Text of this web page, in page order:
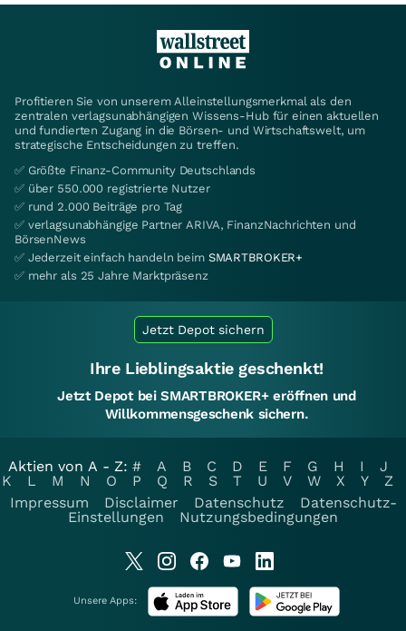
Profitieren Sie von unserem Alleinstellungsmerkmal als den
zentralen verlagsunabhängigen Wissens-Hub für einen aktuellen
und fundierten Zugang in die Börsen- und Wirtschaftswelt, um
strategische Entscheidungen zu treffen.
✅ Größte Finanz-Community Deutschlands
✅ über 550.000 registrierte Nutzer
✅ rund 2.000 Beiträge pro Tag
✅ verlagsunabhängige Partner ARIVA, FinanzNachrichten und
BörsenNews
✅ Jederzeit einfach handeln beim SMARTBROKER+
✅ mehr als 25 Jahre Marktpräsenz
Jetzt Depot sichern
Ihre Lieblingsaktie geschenkt!
Jetzt Depot bei SMARTBROKER+ eröffnen und
Willkommensgeschenk sichern.
Aktien von A - Z: # A B C D E F G H I
J
K
L M N O P Q R S T U V W X Y
Z
Impressum
Disclaimer Datenschutz
Datenschutz-
Einstellungen
Nutzungsbedingungen
Unsere Apps: